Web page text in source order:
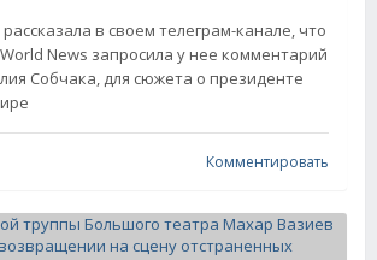
в своем телеграм-канале, что
News запросила у нее комментарий
Собчака, для сюжета о президенте
Комментировать